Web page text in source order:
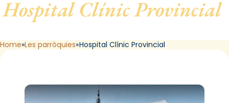
Hospital Clínic Provincial,
Home Les parròquies Hospital Clínic Provincial